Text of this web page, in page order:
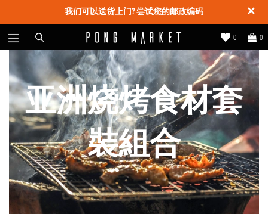
✕
我们可以送货上门?尝试您的邮政编码
0
0
亚洲烧烤食材套
裝組合